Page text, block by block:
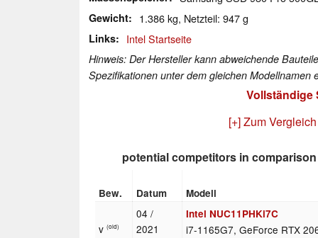
Gewicht 1.386 kg, Netzteil: 947 g
Links Intel Startseite
Hinweis: Der Hersteller kann abweichende
Spezifikationen unter dem gleichen Modellnamen
Vollständige
[+] Zum
potential competitors in comparison
Bew. Datum Modell
v(old)
04 /
2021
Intel NUC11PHKi7C
i7-1165G7, GeForce RTX